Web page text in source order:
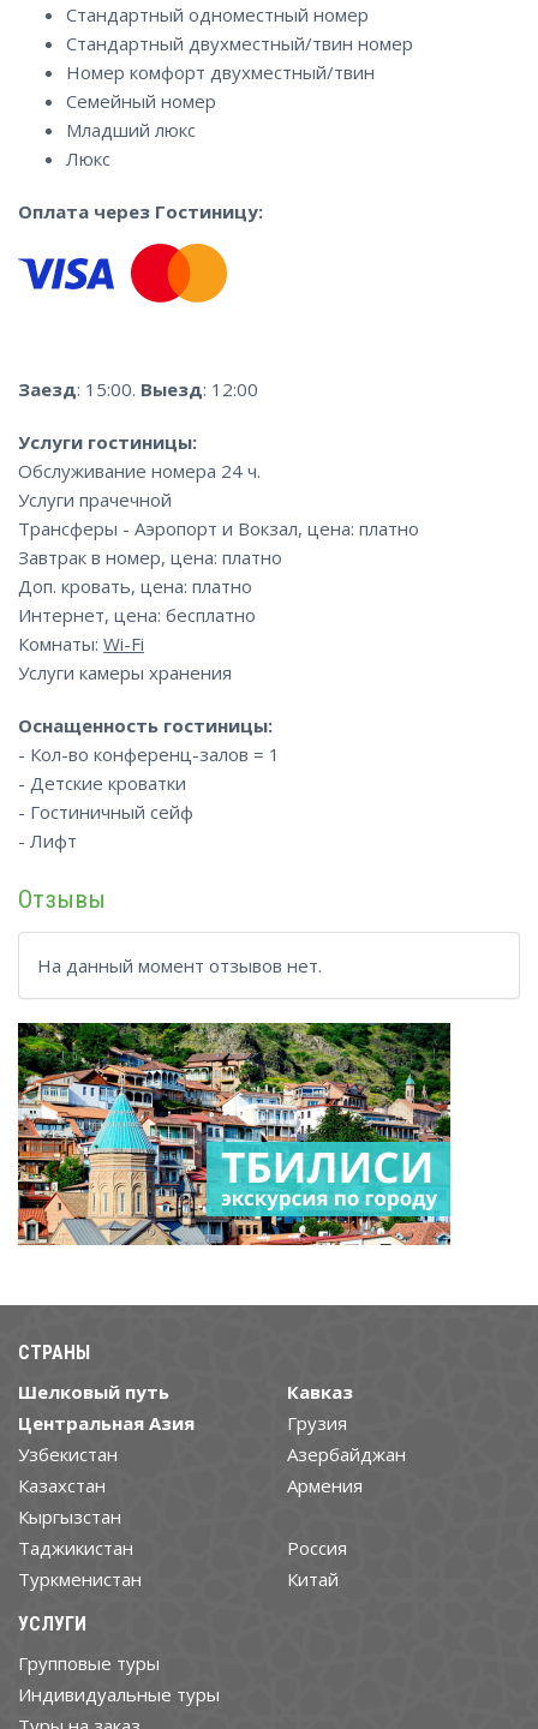
Стандартный одноместный номер
Стандартный двухместный/твин номер
Номер комфорт двухместный/твин
Семейный номер
Младший люкс
Люкс
Оплата через Гостиницу:
Заезд: 15:00. Выезд: 12:00
Услуги гостиницы:
Обслуживание номера 24 ч.
Услуги прачечной
Трансферы - Аэропорт и Вокзал, цена: платно
Завтрак в номер, цена: платно
Доп. кровать, цена: платно
Интернет, цена: бесплатно
Комнаты: Wi-Fi
Услуги камеры хранения
Оснащенность гостиницы:
- Кол-во конференц-залов = 1
- Детские кроватки
- Гостиничный сейф
- Лифт
Отзывы
На данный момент отзывов нет.
СТРАНЫ
Шелковый путь
Центральная Азия
Узбекистан
Казахстан
Кыргызстан
Таджикистан
Туркменистан
Кавказ
Грузия
Азербайджан
Армения
Россия
Китай
УСЛУГИ
Групповые туры
Индивидуальные туры